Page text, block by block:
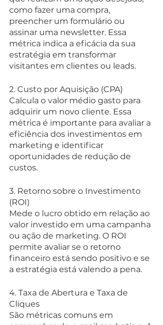
como fazer uma compra,
preencher um formulário ou
assinar uma newsletter. Essa
métrica indica a eficácia da sua
estratégia em transformar
visitantes em clientes ou leads.
2. Custo por Aquisição (CPA)
Calcula o valor médio gasto para
adquirir um novo cliente. Essa
métrica é importante para avaliar a
eficiência dos investimentos em
marketing e identificar
oportunidades de redução de
custos.
3. Retorno sobre o Investimento
(ROI)
Mede o lucro obtido em relação ao
valor investido em uma campanha
ou ação de marketing. O ROI
permite avaliar se o retorno
financeiro está sendo positivo e se
a estratégia está valendo a pena.
4. Taxa de Abertura e Taxa de
Cliques
São métricas comuns em